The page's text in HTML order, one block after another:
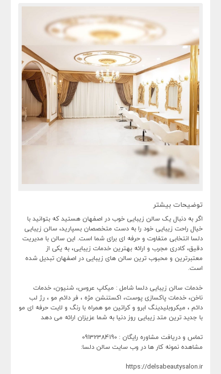
توضیحات بیشتر
اگر به دنبال یک سالن زیبایی خوب در اصفهان هستید که بتوانید با
خیال راحت زیبایی خود را به دست متخصصان بسپارید، سالن زیبایی
دلسا انتخابی متفاوت و حرفه‌ ای برای شما است. این سالن با مدیریت
دقیق، کادری مجرب و ارائه بهترین خدمات زیبایی، به یکی از
معتبرترین و محبوب‌ ترین سالن‌ های زیبایی در اصفهان تبدیل شده
است.
خدمات سالن زیبایی دلسا شامل : میکاپ عروس، شنیون، خدمات
ناخن، خدمات پاکسازی پوست، اکستنشن مژه ، فر دائم مو ، رژ لب
دائم ، میکروبلیدینگ ابرو و کراتین مو همراه با رنگ و لایت حرفه ای مو
با جدید ترین متد زیبایی روز دنیا به شما عزیزان ارائه می دهد
تماس و دریافت مشاوره رایگان : 09132384190
مشاهده نمونه کار ها در وب سایت سالن دلسا:
https://delsabeautysalon.ir